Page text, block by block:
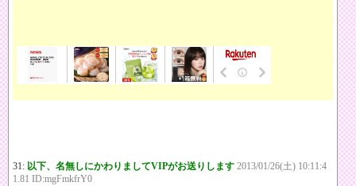
31: 以下、名無しにかわりましてVIPがお送りします 2013/01/26(土) 10:11:4
1.81 ID:mgFmkfrY0